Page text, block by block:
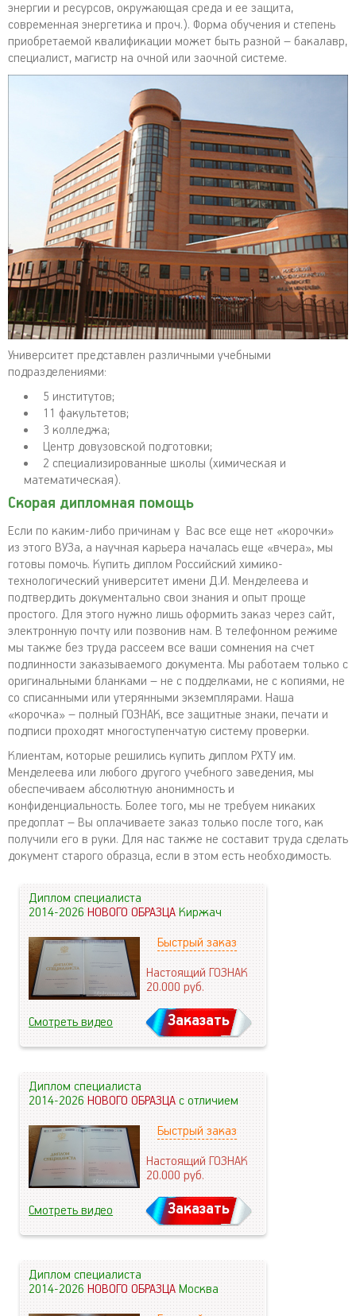
энергии и ресурсов, окружающая среда и ее защита,
современная энергетика и проч.). Форма обучения и степень
приобретаемой квалификации может быть разной – бакалавр,
специалист, магистр на очной или заочной системе.
Университет представлен различными учебными
подразделениями:
5 институтов;
11 факультетов;
3 колледжа;
Центр довузовской подготовки;
2 специализированные школы (химическая и
математическая).
Скорая дипломная помощь
Если по каким-либо причинам у Вас все еще нет «корочки»
из этого ВУЗа, а научная карьера началась еще «вчера», мы
готовы помочь. Купить диплом Российский химико-
технологический университет имени Д.И. Менделеева и
подтвердить документально свои знания и опыт проще
простого. Для этого нужно лишь оформить заказ через сайт,
электронную почту или позвонив нам. В телефонном режиме
мы также без труда рассеем все ваши сомнения на счет
подлинности заказываемого документа. Мы работаем только с
оригинальными бланками – не с подделками, не с копиями, не
со списанными или утерянными экземплярами. Наша
«корочка» – полный ГОЗНАК, все защитные знаки, печати и
подписи проходят многоступенчатую систему проверки.
Клиентам, которые решились купить диплом РХТУ им.
Менделеева или любого другого учебного заведения, мы
обеспечиваем абсолютную анонимность и
конфиденциальность. Более того, мы не требуем никаких
предоплат – Вы оплачиваете заказ только после того, как
получили его в руки. Для нас также не составит труда сделать
документ старого образца, если в этом есть необходимость.
Диплом специалиста
2014-2026НОВОГО ОБРАЗЦАКиржач
Быстрый заказ
Настоящий ГОЗНАК
20.000руб.
Смотреть видео Заказать
Диплом специалиста
2014-2026НОВОГО ОБРАЗЦАс отличием
Быстрый заказ
Настоящий ГОЗНАК
20.000руб.
Смотреть видео Заказать
Диплом специалиста
2014-2026НОВОГО ОБРАЗЦАМосква